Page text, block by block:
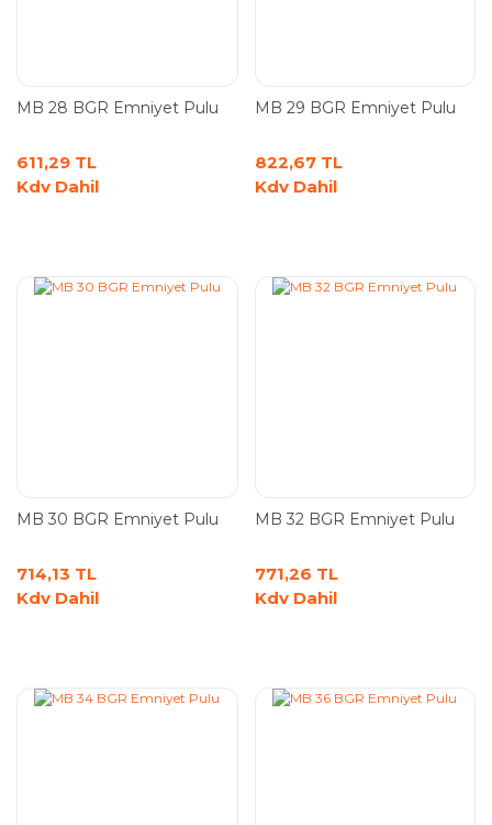
MB 28 BGR Emniyet Pulu
611,29 TL
Kdv Dahil
MB 29 BGR Emniyet Pulu
822,67 TL
Kdv Dahil
MB 30 BGR Emniyet Pulu
714,13 TL
Kdv Dahil
MB 32 BGR Emniyet Pulu
771,26 TL
Kdv Dahil